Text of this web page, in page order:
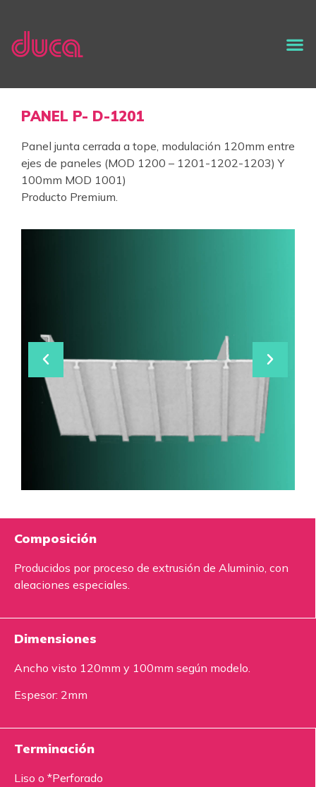
PANEL P- D-1201
Panel junta cerrada a tope, modulación 120mm entre
ejes de paneles (MOD 1200 – 1201-1202-1203) Y
100mm MOD 1001)
Producto Premium.
Composición
Producidos por proceso de extrusión de Aluminio, con
aleaciones especiales.
Dimensiones
Ancho visto 120mm y 100mm según modelo.
Espesor: 2mm
Terminación
Liso o *Perforado